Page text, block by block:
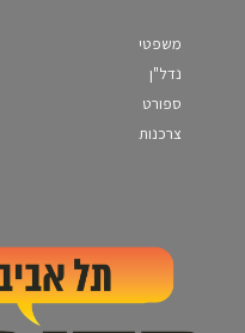
משפטי
נדל"ן
ספורט
צרכנות